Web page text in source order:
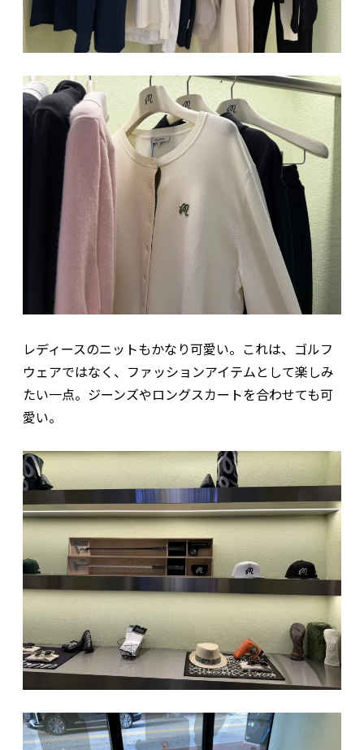
レディースのニットもかなり可愛い。これは、ゴルフ
ウェアではなく、ファッションアイテムとして楽しみ
たい一点。ジーンズやロングスカートを合わせても可
愛い。